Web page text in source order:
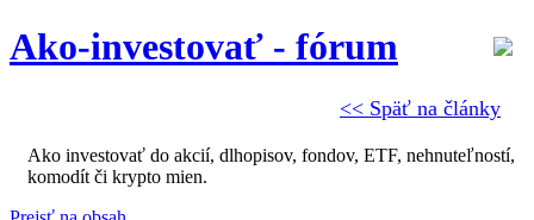
<< Späť na články
Ako-investovať - fórum
Ako investovať do akcií, dlhopisov, fondov, ETF, nehnuteľností,
komodít či krypto mien.